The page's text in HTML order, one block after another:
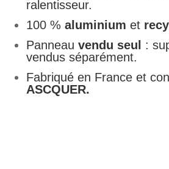
à
ralentisseur.
100 %aluminiumet
Panneau vendu seul
:
vendus séparément.
Fabriqué en France et
ASCQUER.